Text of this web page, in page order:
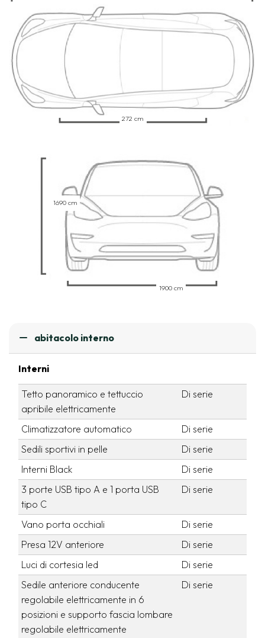
272 cm
1690 cm
1900 cm
abitacolo interno
Interni
Tetto panoramico e tettuccio
apribile elettricamente
Di serie
Climatizzatore automatico
Di serie
Sedili sportivi in pelle
Di serie
Interni Black
Di serie
3 porte USB tipo A e 1 porta USB
tipo C
Di serie
Vano porta occhiali
Di serie
Presa 12V anteriore
Di serie
Luci di cortesia led
Di serie
Sedile anteriore conducente
regolabile elettricamente in 6
posizioni e supporto fascia lombare
regolabile elettricamente
Di serie